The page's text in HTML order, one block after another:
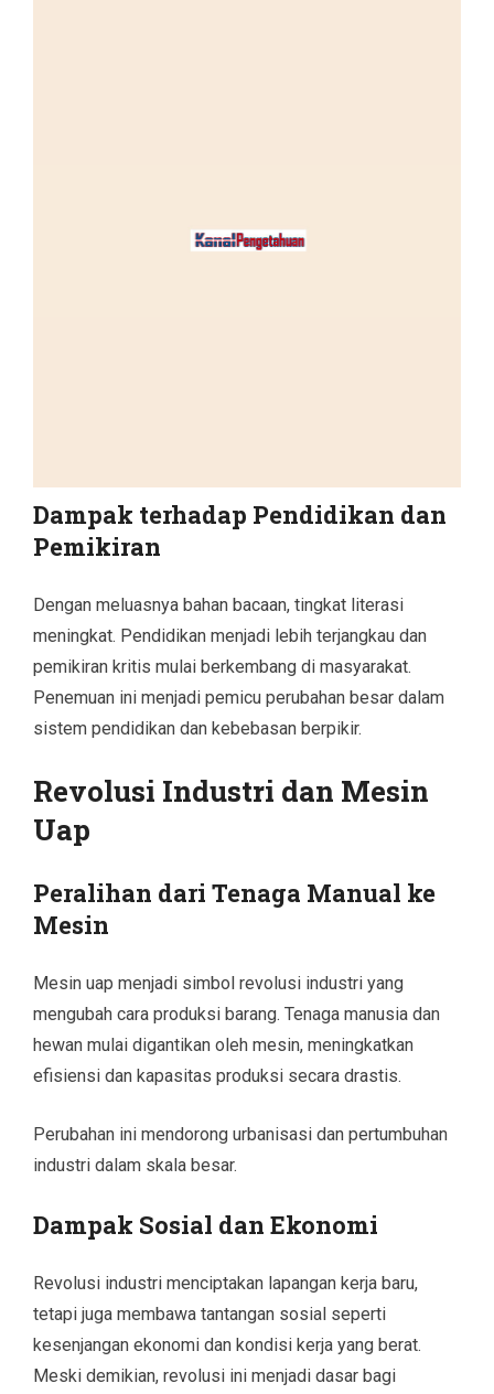
Dampak terhadap Pendidikan dan
Pemikiran
Dengan meluasnya bahan bacaan, tingkat literasi
meningkat. Pendidikan menjadi lebih terjangkau dan
pemikiran kritis mulai berkembang di masyarakat.
Penemuan ini menjadi pemicu perubahan besar dalam
sistem pendidikan dan kebebasan berpikir.
Revolusi Industri dan Mesin
Uap
Peralihan dari Tenaga Manual ke
Mesin
Mesin uap menjadi simbol revolusi industri yang
mengubah cara produksi barang. Tenaga manusia dan
hewan mulai digantikan oleh mesin, meningkatkan
efisiensi dan kapasitas produksi secara drastis.
Perubahan ini mendorong urbanisasi dan pertumbuhan
industri dalam skala besar.
Dampak Sosial dan Ekonomi
Revolusi industri menciptakan lapangan kerja baru,
tetapi juga membawa tantangan sosial seperti
kesenjangan ekonomi dan kondisi kerja yang berat.
Meski demikian, revolusi ini menjadi dasar bagi